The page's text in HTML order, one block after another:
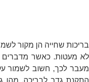
בריכות שחייה הן מקור
לא מעטות. כאשר מדברים
מעבר לכך, חשוב לשמור